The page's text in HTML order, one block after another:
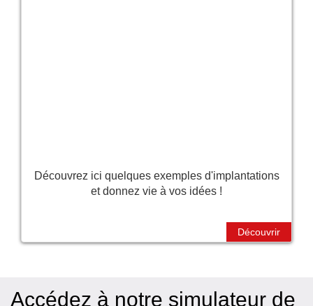
Découvrez ici quelques exemples d'implantations
et donnez vie à vos idées !
Découvrir
Accédez à notre simulateur de